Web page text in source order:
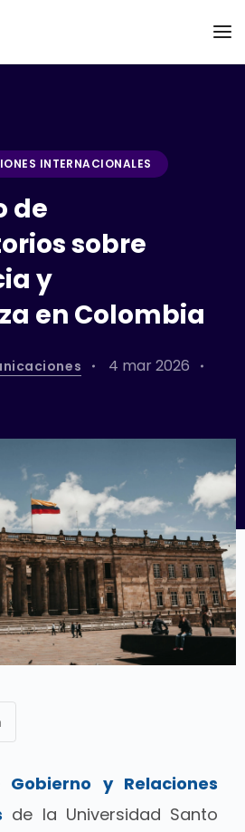
INTERNACIONALES
de
sobre
y
en Colombia
4 mar 2026
Gobierno y Relaciones
de la Universidad Santo